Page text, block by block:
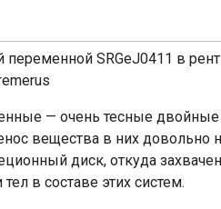
SRGeJ0411 в
— очень тесные
вещества в них довольно
диск, откуда
в составе этих систем.